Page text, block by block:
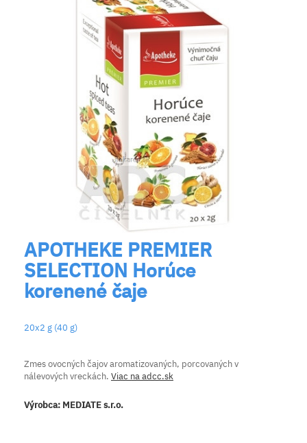
APOTHEKE PREMIER
SELECTION Horúce
korenené čaje
20x2 g (40 g)
Zmes ovocných čajov aromatizovaných, porcovaných v
nálevových vreckách. Viac na adcc.sk
Výrobca: MEDIATE s.r.o.